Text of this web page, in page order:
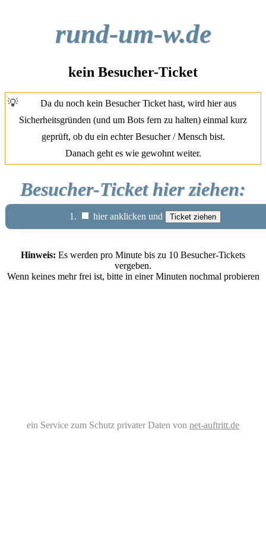
rund-um-w.de
kein Besucher-Ticket
💡
Da du noch kein Besucher Ticket hast, wird hier aus
Sicherheitsgründen (und um Bots fern zu halten) einmal kurz
geprüft, ob du ein echter Besucher / Mensch bist.
Danach geht es wie gewohnt weiter.
Besucher-Ticket hier ziehen:
1. hier anklicken und
Hinweis: Es werden pro Minute bis zu 10 Besucher-Tickets
vergeben.
Wenn keines mehr frei ist, bitte in einer Minuten nochmal probieren
ein Service zum Schutz privater Daten von net-auftritt.de